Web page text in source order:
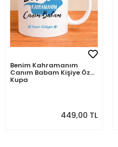
Benim Kahramanım
Canım Babam Kişiye Özel
Kupa
449,00 TL